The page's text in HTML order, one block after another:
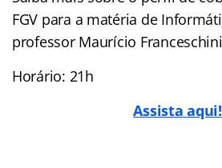
FGV para a matéria de
professor Maurício
Horário: 21h
Assista aqui!